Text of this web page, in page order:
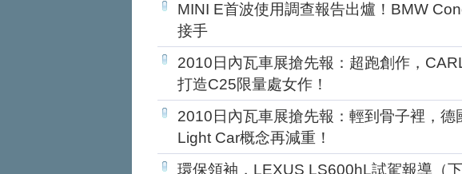
MINI E首波使用調查報告出爐！BMW
接手
2010日內瓦車展搶先報：超跑創作，
打造C25限量處女作！
2010日內瓦車展搶先報：輕到骨子裡，德
Light Car概念再減重！
環保領袖，LEXUS LS600hL試駕報導（下